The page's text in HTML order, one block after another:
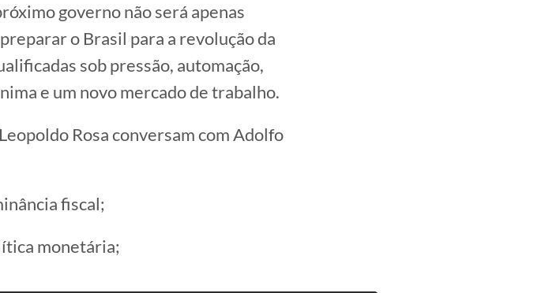
governo não será apenas
o Brasil para a revolução da
sob pressão, automação,
e um novo mercado de trabalho.
Rosa conversam com Adolfo
fiscal;
monetária;